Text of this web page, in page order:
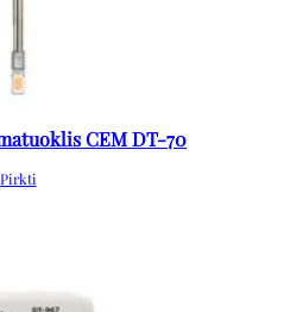
CEM DT-70
Pirkti